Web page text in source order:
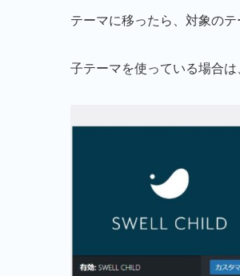
テーマに移ったら、対象のテ
子テーマを使っている場合は